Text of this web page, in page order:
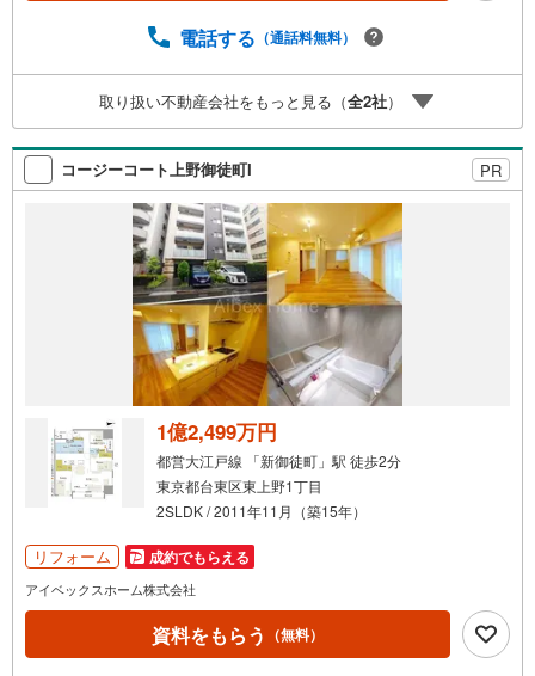
スライトは出金と譲渡はできません。ご案内・詳細な資料
時受け付けております！■頭金0円からのご購入可能です■
（諸費用もOK）お気軽にお問い合わせください。
電話する （通話料無料）
取り扱い不動産会社をもっと見る（全2社）
コージーコート上野御徒町I PR
1億2,499万円
都営大江戸線 「新御徒町」駅 徒歩2分
東京都台東区東上野1丁目
2SLDK / 2011年11月（築15年）
リフォーム 成約でもらえる
アイベックスホーム株式会社
資料をもらう （無料）